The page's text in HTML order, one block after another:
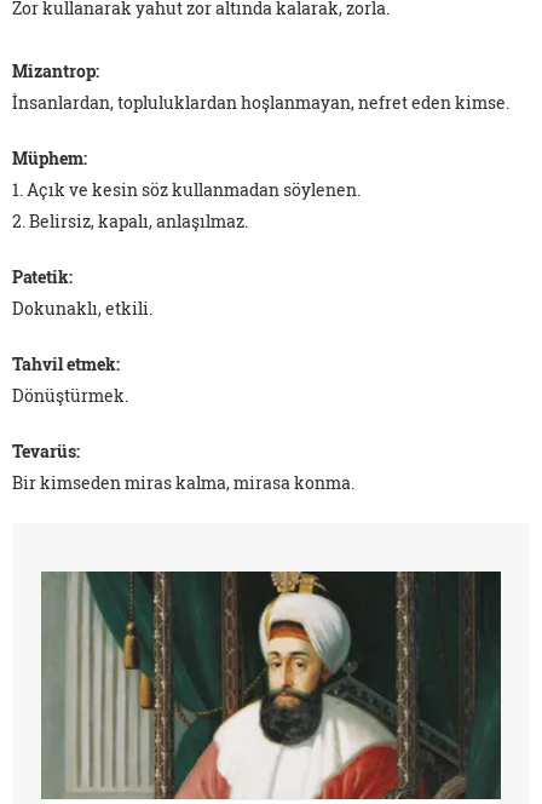
Zor kullanarak yahut zor altında kalarak, zorla.
Mizantrop:
İnsanlardan, topluluklardan hoşlanmayan, nefret eden kimse.
Müphem:
1. Açık ve kesin söz kullanmadan söylenen.
2. Belirsiz, kapalı, anlaşılmaz.
Patetik:
Dokunaklı, etkili.
Tahvil etmek:
Dönüştürmek.
Tevarüs:
Bir kimseden miras kalma, mirasa konma.